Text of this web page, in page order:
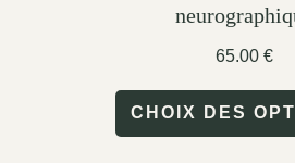
65.00 €
CHOIX DES